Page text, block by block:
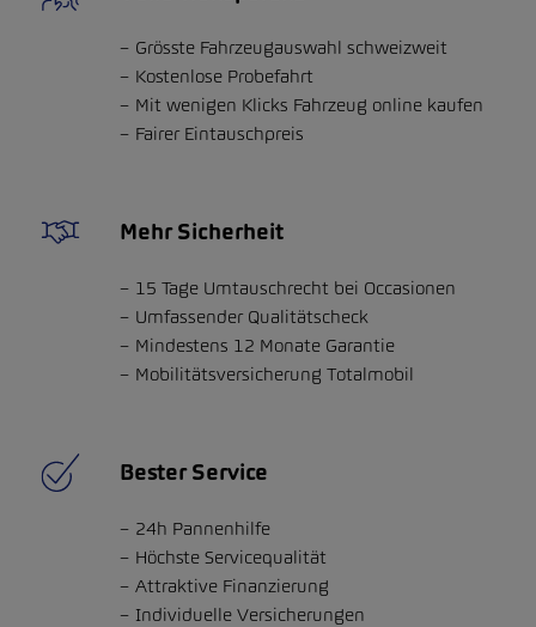
Grösste Fahrzeugauswahl schweizweit
Kostenlose Probefahrt
Mit wenigen Klicks Fahrzeug online kaufen
Fairer Eintauschpreis
Mehr Sicherheit
15 Tage Umtauschrecht bei Occasionen
Umfassender Qualitätscheck
Mindestens 12 Monate Garantie
Mobilitätsversicherung Totalmobil
Bester Service
24h Pannenhilfe
Höchste Servicequalität
Attraktive Finanzierung
Individuelle Versicherungen